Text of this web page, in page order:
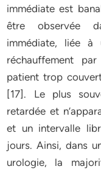
immédiate est
être observée
immédiate, liée à
réchauffement
patient trop
[17]. Le plus
retardée et
et un intervalle
jours. Ainsi, dans
urologie, la